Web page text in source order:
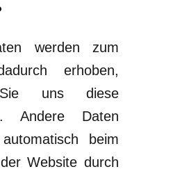
werden zum
erhoben,
uns diese
Andere Daten
beim
Website durch